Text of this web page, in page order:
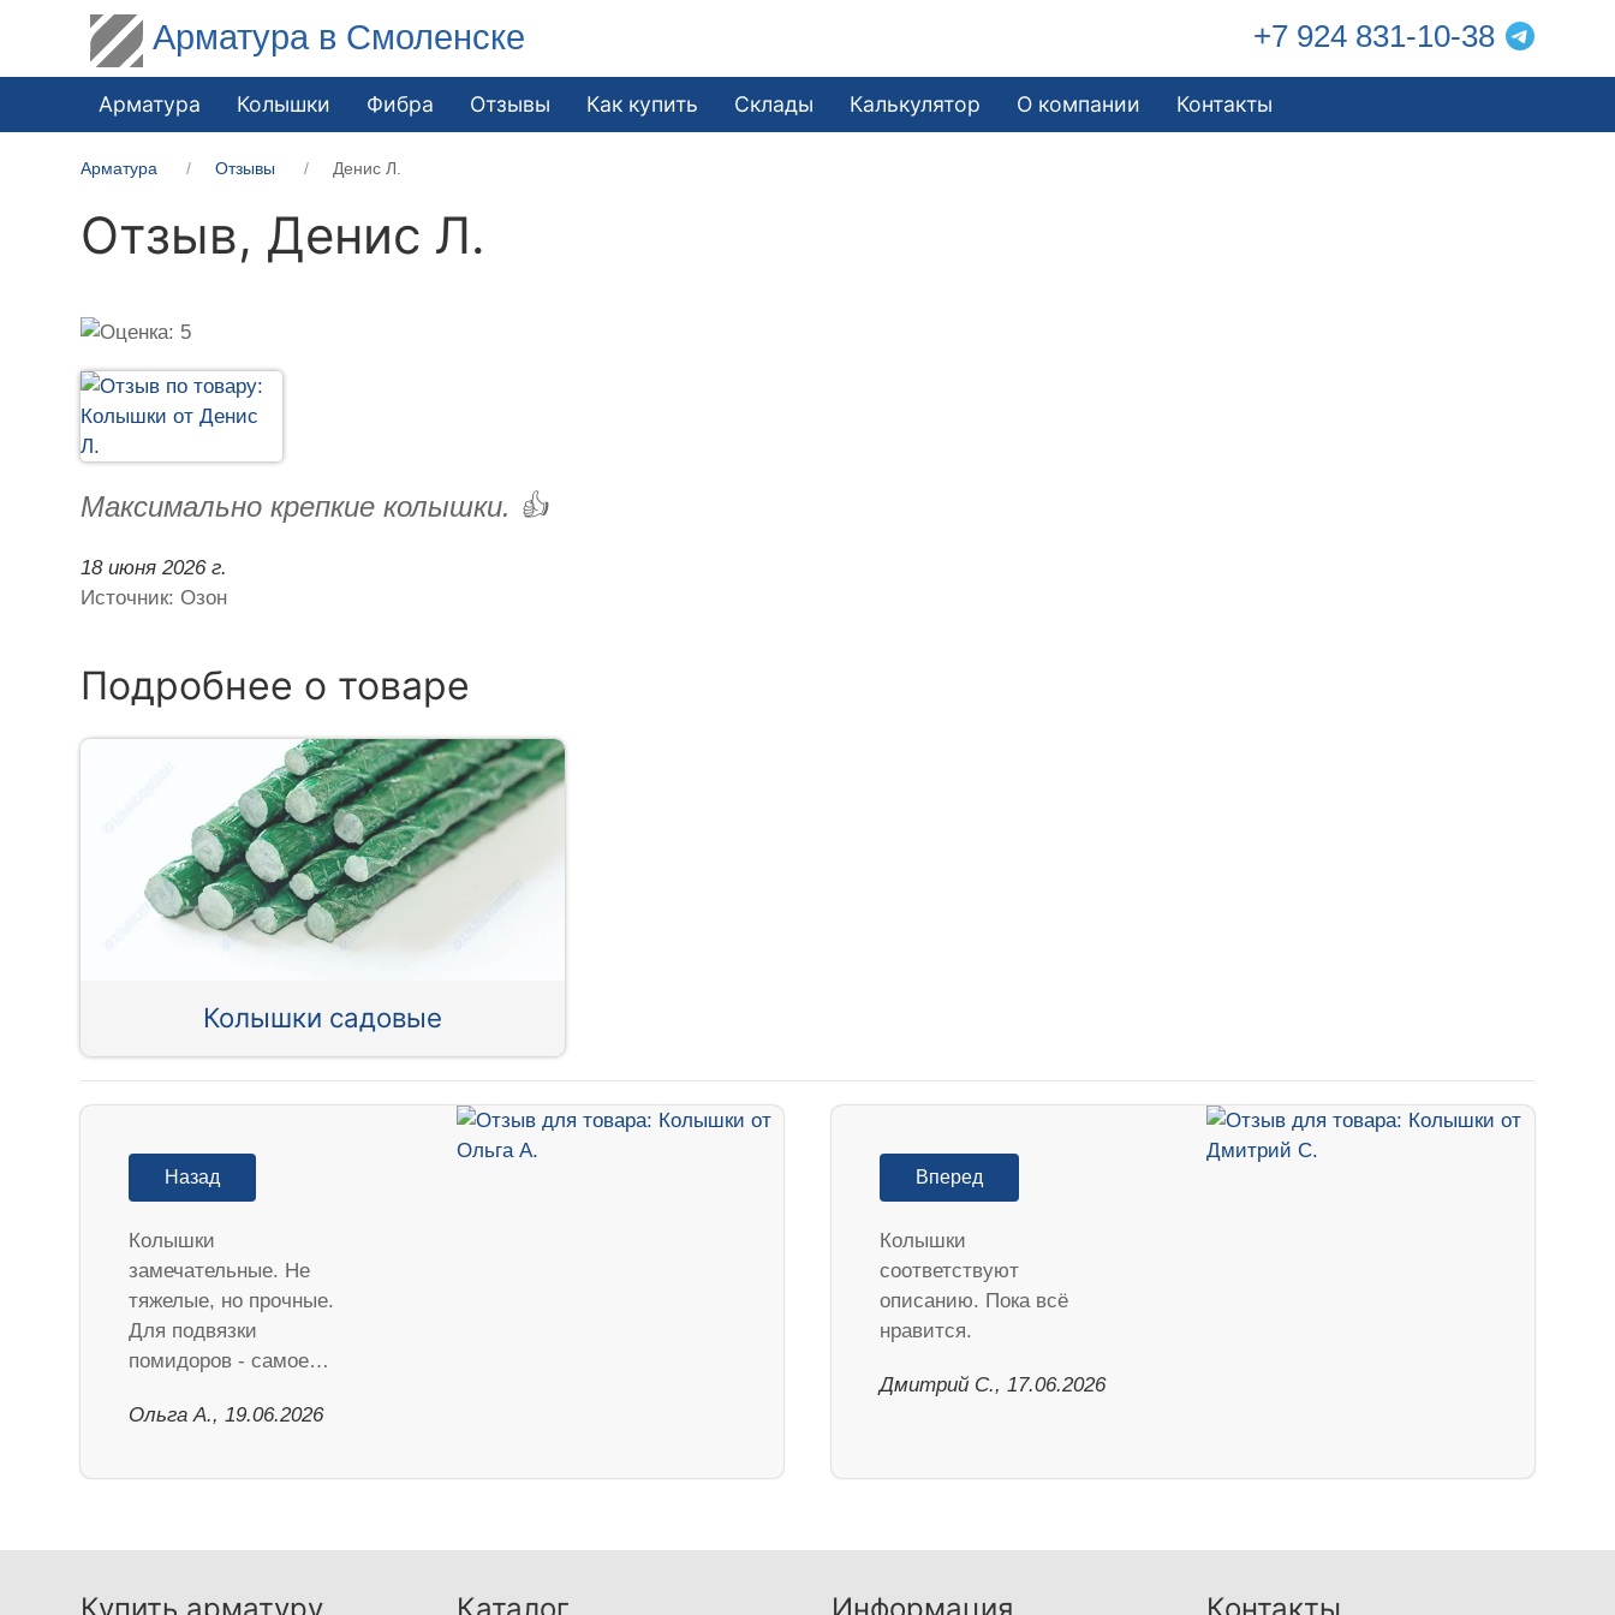
Арматура в Смоленске +7 924 831-10-38
Арматура Колышки Фибра Отзывы Как купить Склады Калькулятор О компании Контакты
Арматура Отзывы Денис Л.
Отзыв, Денис Л.
Максимально крепкие колышки. 👍
18 июня 2026 г.
Источник: Озон
Подробнее о товаре
Колышки садовые
Назад
Колышки
замечательные. Не
тяжелые, но прочные.
Для подвязки
помидоров - самое…
Ольга А., 19.06.2026
Вперед
Колышки
соответствуют
описанию. Пока всё
нравится.
Дмитрий С., 17.06.2026
Купить арматуру Каталог Информация Контакты